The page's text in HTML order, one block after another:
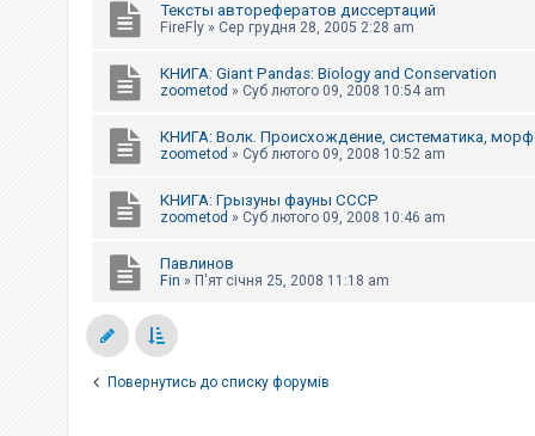
Тексты авторефератов диссертаций
FireFly » Сер грудня 28, 2005 2:28 am
КНИГА: Giant Pandas: Biology and Conservation
zoometod » Суб лютого 09, 2008 10:54 am
КНИГА: Волк. Происхождение, систематика,
zoometod » Суб лютого 09, 2008 10:52 am
КНИГА: Грызуны фауны СССР
zoometod » Суб лютого 09, 2008 10:46 am
Павлинов
Fin » П'ят січня 25, 2008 11:18 am
Повернутись до списку форумів